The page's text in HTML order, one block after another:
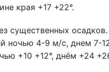
края +17 +22°.
существенных
ночью 4-9 м/с, днем 7-
+10 +12°, днём +24